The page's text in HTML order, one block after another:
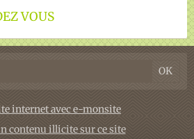
VOUS
internet avec e-monsite
contenu illicite sur ce site